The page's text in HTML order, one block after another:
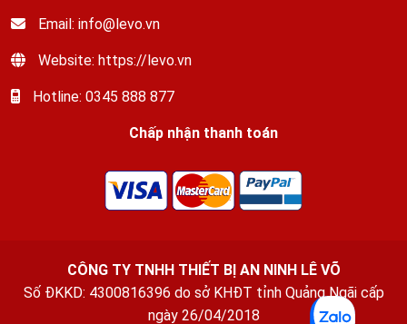
Email: info@levo.vn
Website: https://levo.vn
Hotline: 0345 888 877
Chấp nhận thanh toán
CÔNG TY TNHH THIẾT BỊ AN NINH LÊ VÕ
Số ĐKKD: 4300816396 do sở KHĐT tỉnh Quảng Ngãi cấp
ngày 26/04/2018